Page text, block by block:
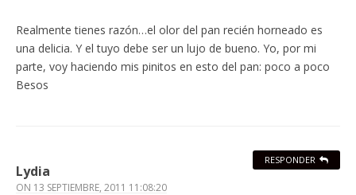
Realmente tienes razón…el olor del pan recién horneado es
una delicia. Y el tuyo debe ser un lujo de bueno. Yo, por mi
parte, voy haciendo mis pinitos en esto del pan: poco a poco
Besos
Lydia
ON 13 SEPTIEMBRE, 2011 11:08:20
RESPONDER